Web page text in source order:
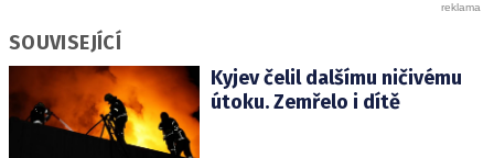
SOUVISEJÍCÍ
Kyjev čelil dalšímu ničivému
útoku. Zemřelo i dítě